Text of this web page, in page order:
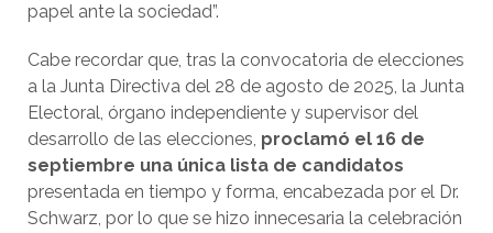
papel ante la sociedad”.
Cabe recordar que, tras la convocatoria de elecciones
a la Junta Directiva del 28 de agosto de 2025, la Junta
Electoral, órgano independiente y supervisor del
desarrollo de las elecciones, proclamó el 16 de
septiembre una única lista de candidatos
presentada en tiempo y forma, encabezada por el Dr.
Schwarz, por lo que se hizo innecesaria la celebración